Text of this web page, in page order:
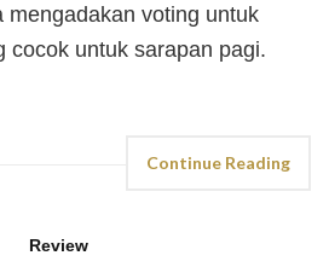
mengadakan voting untuk
cocok untuk sarapan pagi.
Continue Reading
Review